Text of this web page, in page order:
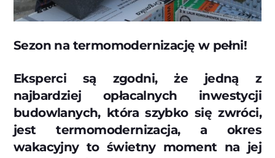
Sezon na termomodernizację w pełni!
Eksperci są zgodni, że jedną z
najbardziej opłacalnych inwestycji
budowlanych, która szybko się zwróci,
jest termomodernizacja, a okres
wakacyjny to świetny moment na jej